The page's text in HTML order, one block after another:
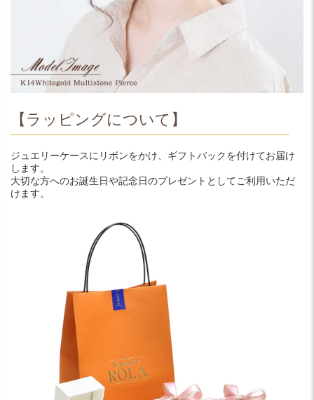
【ラッピングについて】
ジュエリーケースにリボンをかけ、ギフトバックを付けてお届け
します。
大切な方へのお誕生日や記念日のプレゼントとしてご利用いただ
けます。